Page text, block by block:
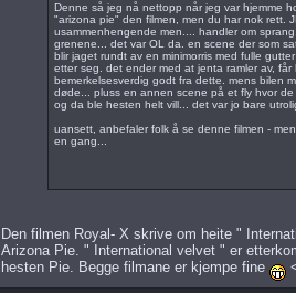
Denne så jeg nå nettopp når jeg var hjemme
"arizona pie" den filmen, men du har nok rett.
usammenhengende men.... handler om
grenene... det var OL da. en scene der som
blir jaget rundt av en minimorris med fulle
etter seg. det ender med at jenta ramler av,
bemerkelsesverdig godt fra dette. mens bilen
døde... pluss en annen scene på et fly hvor
og da ble hesten helt vill... det var jo bare
uansett, anbefaler folk å se denne filmen -
en gang...
Den filmen Royal- X skrive om heite "
Arizona Pie. " International velvet " er
hesten Pie. Begge filmane er kjempe fine